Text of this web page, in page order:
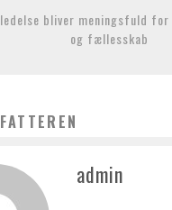
bliver meningsfuld for
og fællesskab
admin